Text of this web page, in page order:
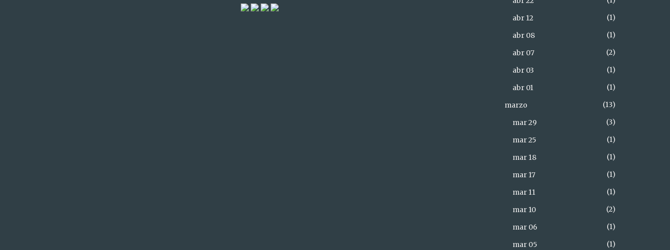
abr 12
1
abr 08
1
abr 07
2
abr 03
1
abr 01
1
marzo
13
mar 29
3
mar 25
1
mar 18
1
mar 17
1
mar 11
1
mar 10
2
mar 06
1
mar 05
1